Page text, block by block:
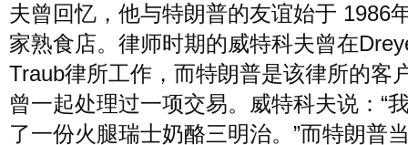
夫曾回忆，他与特朗普的友谊始于 1986
家熟食店。律师时期的威特科夫曾在
Traub律所工作，而特朗普是该律所的客
曾一起处理过一项交易。威特科夫说：“
了一份火腿瑞士奶酪三明治。”而特朗普